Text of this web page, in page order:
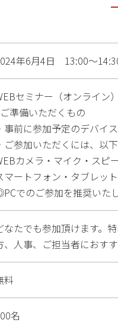
年6月4日 13:00～
セミナー（オンライン）
準備いただくもの
事前に参加予定のデバイ
ご参加いただくには、以
カメラ・マイク・スピ
マートフォン・タブレッ
でのご参加を推奨いたし
なたでも参加頂けます。
、人事、ご担当者におすす
料
名